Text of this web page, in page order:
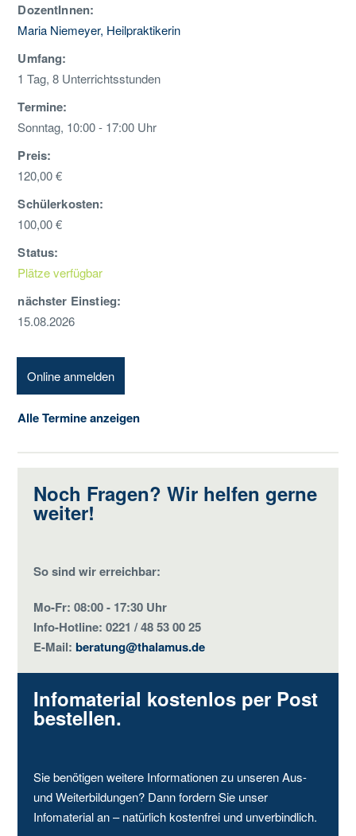
DozentInnen:
Maria Niemeyer, Heilpraktikerin
Umfang:
1 Tag, 8 Unterrichtsstunden
Termine:
Sonntag, 10:00 - 17:00 Uhr
Preis:
120,00 €
Schülerkosten:
100,00 €
Status:
Plätze verfügbar
nächster Einstieg:
15.08.2026
Online anmelden
Alle Termine anzeigen
Noch Fragen? Wir helfen gerne
weiter!
So sind wir erreichbar:
Mo-Fr: 08:00 - 17:30 Uhr
Info-Hotline: 0221 / 48 53 00 25
E-Mail:beratung@thalamus.de
Infomaterial kostenlos per Post
bestellen.
Sie benötigen weitere Informationen zu unseren Aus-
und Weiterbildungen? Dann fordern Sie unser
Infomaterial an – natürlich kostenfrei und unverbindlich.